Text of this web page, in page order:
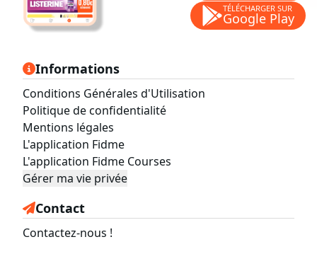
TÉLÉCHARGER SUR
Google Play
Informations
Conditions Générales d'Utilisation
Politique de confidentialité
Mentions légales
L'application Fidme
L'application Fidme Courses
Gérer ma vie privée
Contact
Contactez-nous !